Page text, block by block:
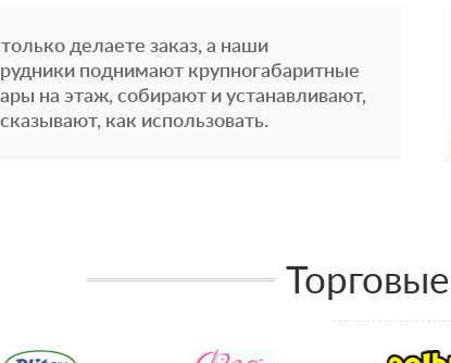
делаете заказ, а наши
поднимают крупногабаритные
на этаж, собирают и устанавливают,
как использовать.